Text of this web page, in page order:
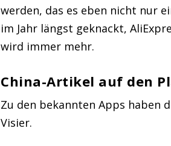
werden, das es eben nicht nur
im Jahr längst geknackt,
wird immer mehr.
China-Artikel auf den
Zu den bekannten Apps haben
Visier.